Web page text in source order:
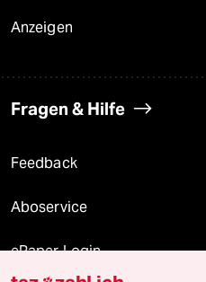
Anzeigen
Fragen & Hilfe
Feedback
Aboservice
ePaper Login